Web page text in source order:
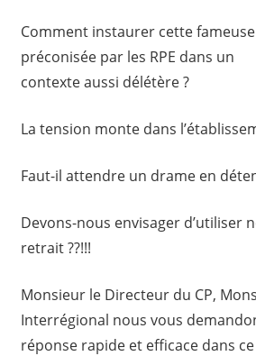
Comment instaurer cette
préconisée par les RPE dans un
contexte aussi délétère ?
La tension monte dans
Faut-il attendre un drame en
Devons-nous envisager d’utiliser
retrait ??!!!
Monsieur le Directeur du CP,
Interrégional nous vous
réponse rapide et efficace dans